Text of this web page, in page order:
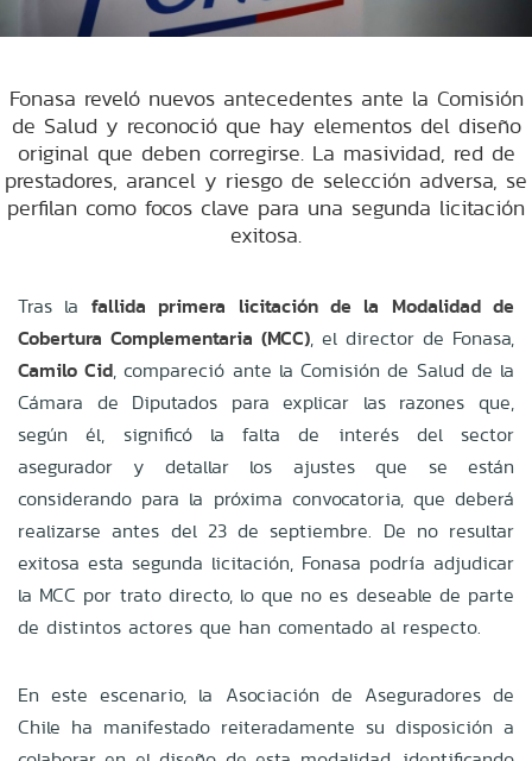
Fonasa reveló nuevos antecedentes ante la Comisión
de Salud y reconoció que hay elementos del diseño
original que deben corregirse. La masividad, red de
prestadores, arancel y riesgo de selección adversa, se
perfilan como focos clave para una segunda licitación
exitosa.
Tras la fallida primera licitación de la Modalidad de
Cobertura Complementaria (MCC), el director de Fonasa,
Camilo Cid, compareció ante la Comisión de Salud de la
Cámara de Diputados para explicar las razones que,
según él, significó la falta de interés del sector
asegurador y detallar los ajustes que se están
considerando para la próxima convocatoria, que deberá
realizarse antes del 23 de septiembre. De no resultar
exitosa esta segunda licitación, Fonasa podría adjudicar
la MCC por trato directo, lo que no es deseable de parte
de distintos actores que han comentado al respecto.
En este escenario, la Asociación de Aseguradores de
Chile ha manifestado reiteradamente su disposición a